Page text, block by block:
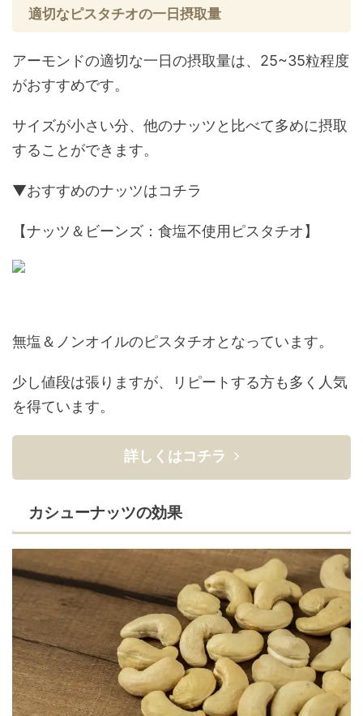
適切なピスタチオの一日摂取量
アーモンドの適切な一日の摂取量は、25~35粒程度
がおすすめです。
サイズが小さい分、他のナッツと比べて多めに摂取
することができます。
▼おすすめのナッツはコチラ
【ナッツ＆ビーンズ：食塩不使用ピスタチオ】
無塩＆ノンオイルのピスタチオとなっています。
少し値段は張りますが、リピートする方も多く人気
を得ています。
詳しくはコチラ
カシューナッツの効果